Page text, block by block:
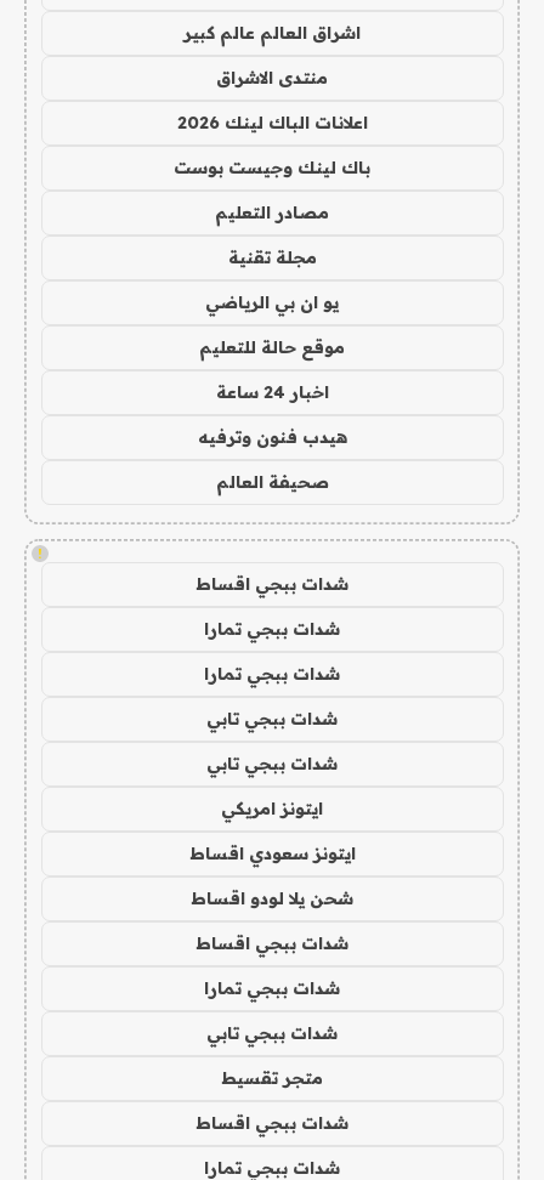
اشراق العالم عالم كبير
منتدى الاشراق
اعلانات الباك لينك 2026
باك لينك وجيست بوست
مصادر التعليم
مجلة تقنية
يو ان بي الرياضي
موقع حالة للتعليم
اخبار 24 ساعة
هيدب فنون وترفيه
صحيفة العالم
!
شدات ببجي اقساط
شدات ببجي تمارا
شدات ببجي تمارا
شدات ببجي تابي
شدات ببجي تابي
ايتونز امريكي
ايتونز سعودي اقساط
شحن يلا لودو اقساط
شدات ببجي اقساط
شدات ببجي تمارا
شدات ببجي تابي
متجر تقسيط
شدات ببجي اقساط
شدات ببجي تمارا